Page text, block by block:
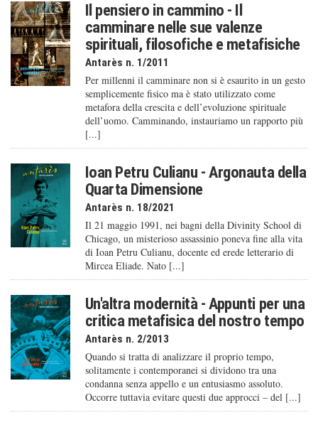
Il pensiero in cammino - Il
camminare nelle sue valenze
spirituali, filosofiche e metafisiche
Antarès n. 1/2011
Per millenni il camminare non si è esaurito in un gesto
semplicemente fisico ma è stato utilizzato come
metafora della crescita e dell’evoluzione spirituale
dell’uomo. Camminando, instauriamo un rapporto più
[...]
Ioan Petru Culianu - Argonauta della
Quarta Dimensione
Antarès n. 18/2021
Il 21 maggio 1991, nei bagni della Divinity School di
Chicago, un misterioso assassinio poneva fine alla vita
di Ioan Petru Culianu, docente ed erede letterario di
Mircea Eliade. Nato [...]
Un'altra modernità - Appunti per una
critica metafisica del nostro tempo
Antarès n. 2/2013
Quando si tratta di analizzare il proprio tempo,
solitamente i contemporanei si dividono tra una
condanna senza appello e un entusiasmo assoluto.
Occorre tuttavia evitare questi due approcci – del [...]